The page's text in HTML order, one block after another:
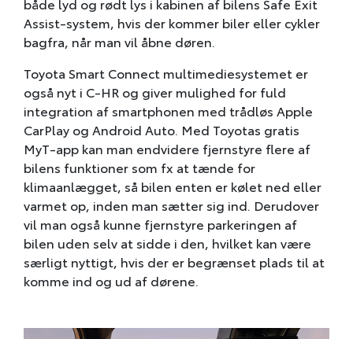
Assist-system, hvis der kommer biler eller cykler
bagfra, når man vil åbne døren.
Toyota Smart Connect multimediesystemet er
også nyt i C-HR og giver mulighed for fuld
integration af smartphonen med trådløs Apple
CarPlay og Android Auto. Med Toyotas gratis
MyT-app kan man endvidere fjernstyre flere af
bilens funktioner som fx at tænde for
klimaanlægget, så bilen enten er kølet ned eller
varmet op, inden man sætter sig ind. Derudover
vil man også kunne fjernstyre parkeringen af
bilen uden selv at sidde i den, hvilket kan være
særligt nyttigt, hvis der er begrænset plads til at
komme ind og ud af dørene.